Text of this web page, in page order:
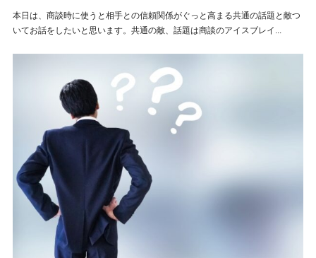
本日は、商談時に使うと相手との信頼関係がぐっと高まる共通の話題と敵つ
いてお話をしたいと思います。共通の敵、話題は商談のアイスブレイ...